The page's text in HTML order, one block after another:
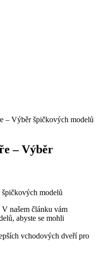
– Výběr špičkových modelů
– Výběr
našem článku vám
⁤abyste se ‍mohli